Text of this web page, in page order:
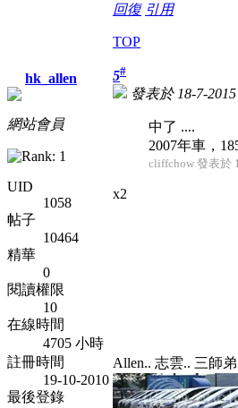
回復 引用
TOP
hk_allen
網站會員
UID
1058
帖子
10464
精華
0
閱讀權限
10
在線時間
4705 小時
註冊時間
19-10-2010
最後登錄
5#
發表於 18-7-
中了 ....
2007年車，
cliffchow 發表於
x2
Allen.. 志雲.. 三師